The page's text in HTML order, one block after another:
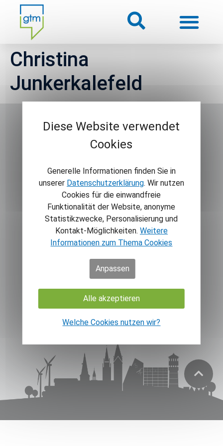
Über uns
Themenwelten
Über Gütersloh
Christina
Junkerkalefeld
Home
Aktuelles
Themenwelten
Über GT
Über uns
INFORMATIONEN
Newsletter
Kontakt
Widerrufsrecht
Datenschutz
Diese Website verwendet
Cookies
Generelle Informationen finden Sie in
unserer Datenschutzerklärung. Wir nutzen
Cookies für die einwandfreie
Funktionalität der Website, anonyme
Statistikzwecke, Personalisierung und
Kontakt-Möglichkeiten. Weitere
Informationen zum Thema Cookies
Anpassen
Alle akzeptieren
Welche Cookies nutzen wir?